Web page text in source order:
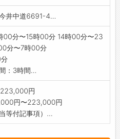
井中道6691-4...
00分〜15時00分 14時00分〜23
分〜7時00分
：3時間...
円
円〜223,000円
等付記事項）...